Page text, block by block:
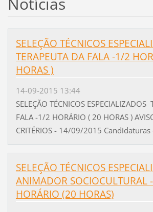
SELEÇÃO TÉCNICOS
TERAPEUTA DA FALA -1/2
HORAS )
14-09-2015 13:44
SELEÇÃO TÉCNICOS ESPECIALIZADOS
FALA -1/2 HORÁRIO ( 20 HORAS )
CRITÉRIOS - 14/09/2015 Candidaturas
SELEÇÃO TÉCNICOS
ANIMADOR SOCIOCULTURAL
HORÁRIO (20 HORAS)